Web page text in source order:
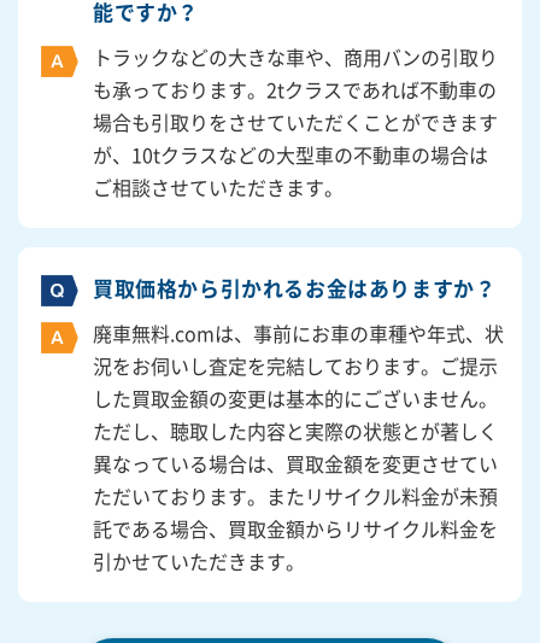
能ですか？
トラックなどの大きな車や、商用バンの引取り
も承っております。2tクラスであれば不動車の
場合も引取りをさせていただくことができます
が、10tクラスなどの大型車の不動車の場合は
ご相談させていただきます。
買取価格から引かれるお金はありますか？
廃車無料.comは、事前にお車の車種や年式、状
況をお伺いし査定を完結しております。ご提示
した買取金額の変更は基本的にございません。
ただし、聴取した内容と実際の状態とが著しく
異なっている場合は、買取金額を変更させてい
ただいております。またリサイクル料金が未預
託である場合、買取金額からリサイクル料金を
引かせていただきます。